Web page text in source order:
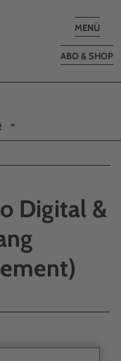
Toggle
MENÜ
ABO & SHOP
Digital &